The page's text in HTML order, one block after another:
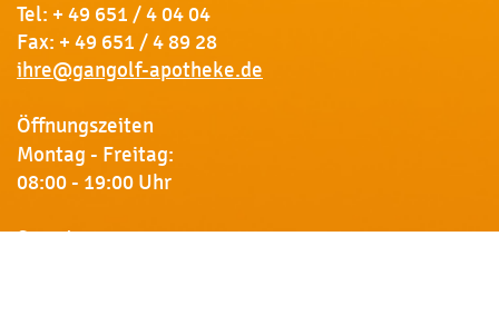
Tel: + 49 651 / 4 04 04
Fax: + 49 651 / 4 89 28
ihre@gangolf-apotheke.de
Öffnungszeiten
Montag - Freitag:
08:00 - 19:00 Uhr
Samstag: